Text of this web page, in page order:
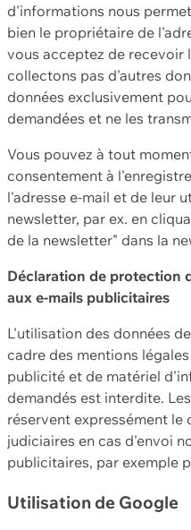
d'informations nous
bien le propriétaire de
vous acceptez de recevoir
collectons pas d'autres
données exclusivement
demandées et ne les
Vous pouvez à tout
consentement à
l'adresse e-mail et de leur
newsletter, par ex. en
de la newsletter" dans la
Déclaration de protection
aux e-mails publicitaires
L'utilisation des données
cadre des mentions
publicité et de matériel
demandés est interdite.
réservent expressément
judiciaires en cas d'envoi
publicitaires, par exemple
Utilisation de Google